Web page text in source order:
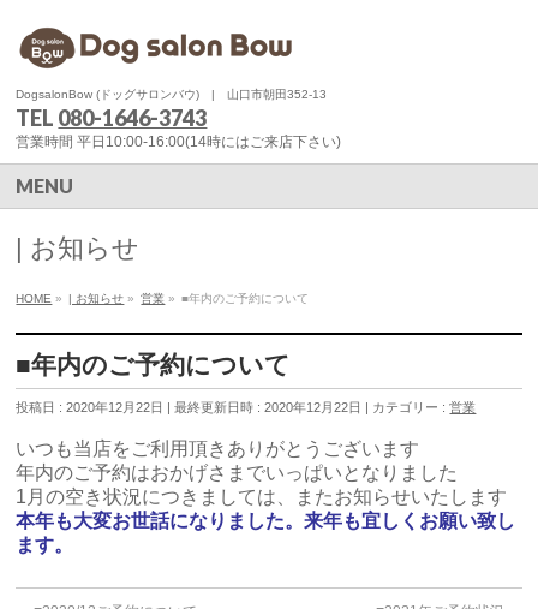
DogsalonBow (ドッグサロンバウ) | 山口市朝田352-13
TEL 080-1646-3743
営業時間 平日10:00-16:00(14時にはご来店下さい)
MENU
| お知らせ
HOME » | お知らせ » 営業 » ■年内のご予約について
■年内のご予約について
投稿日 : 2020年12月22日 最終更新日時 : 2020年12月22日 カテゴリー :営業
いつも当店をご利用頂きありがとうございます
年内のご予約はおかげさまでいっぱいとなりました
1月の空き状況につきましては、またお知らせいたします
本年も大変お世話になりました。来年も宜しくお願い致し
ます。